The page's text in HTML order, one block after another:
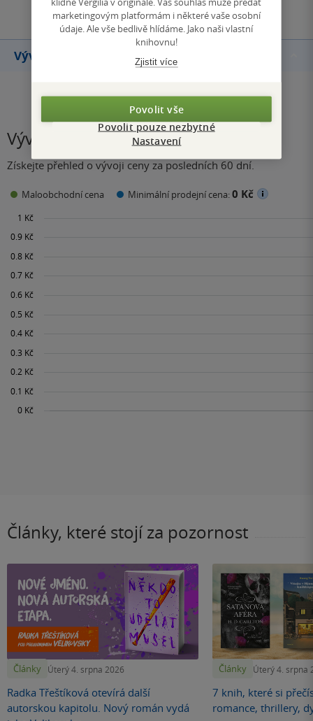
Vývoj ceny
Vývoj ceny
Získejte přehled o vývoji ceny za posledních 60 dní.
Maloobchodní cena Minimální prodejní cena:0 Kč
Články, které stojí za pozornost
Články Úterý 4. srpna 2026
Radka Třeštíková otevírá další
autorskou kapitolu. Nový román vydá
Články Úterý 4. srpna
7 knih, které si
romance, thrillery,
marketingovým platformám i některé vaše osobní
údaje. Ale vše bedlivě hlídáme. Jako naši vlastní
knihovnu!
Zjistit více
Povolit vše
Povolit pouze nezbytné
Nastavení